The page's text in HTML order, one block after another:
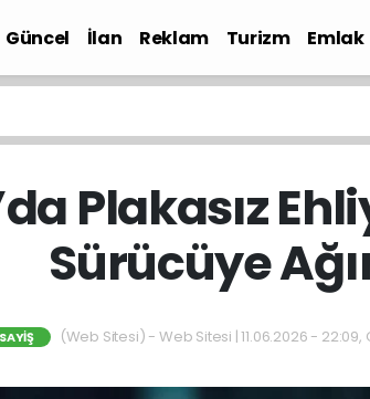
Güncel İlan Reklam Turizm Emlak
Plakasız
Sürücüye
(Web Sitesi) - Web Sitesi | 11.06.2026 -